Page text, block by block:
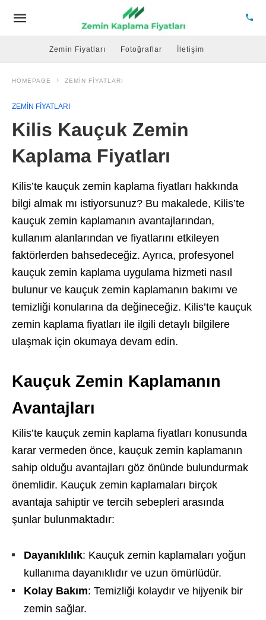
Zemin Fiyatları Fotoğraflar İletişim
HOMEPAGE ZEMIN FIYATLARI
ZEMIN FIYATLARI
Kilis Kauçuk Zemin
Kaplama Fiyatları
Kilis’te kauçuk zemin kaplama fiyatları hakkında
bilgi almak mı istiyorsunuz? Bu makalede, Kilis’te
kauçuk zemin kaplamanın avantajlarından,
kullanım alanlarından ve fiyatlarını etkileyen
faktörlerden bahsedeceğiz. Ayrıca, profesyonel
kauçuk zemin kaplama uygulama hizmeti nasıl
bulunur ve kauçuk zemin kaplamanın bakımı ve
temizliği konularına da değineceğiz. Kilis’te kauçuk
zemin kaplama fiyatları ile ilgili detaylı bilgilere
ulaşmak için okumaya devam edin.
Kauçuk Zemin Kaplamanın
Avantajları
Kilis’te kauçuk zemin kaplama fiyatları konusunda
karar vermeden önce, kauçuk zemin kaplamanın
sahip olduğu avantajları göz önünde bulundurmak
önemlidir. Kauçuk zemin kaplamaları birçok
avantaja sahiptir ve tercih sebepleri arasında
şunlar bulunmaktadır:
Dayanıklılık: Kauçuk zemin kaplamaları yoğun
kullanıma dayanıklıdır ve uzun ömürlüdür.
Kolay Bakım: Temizliği kolaydır ve hijyenik bir
zemin sağlar.